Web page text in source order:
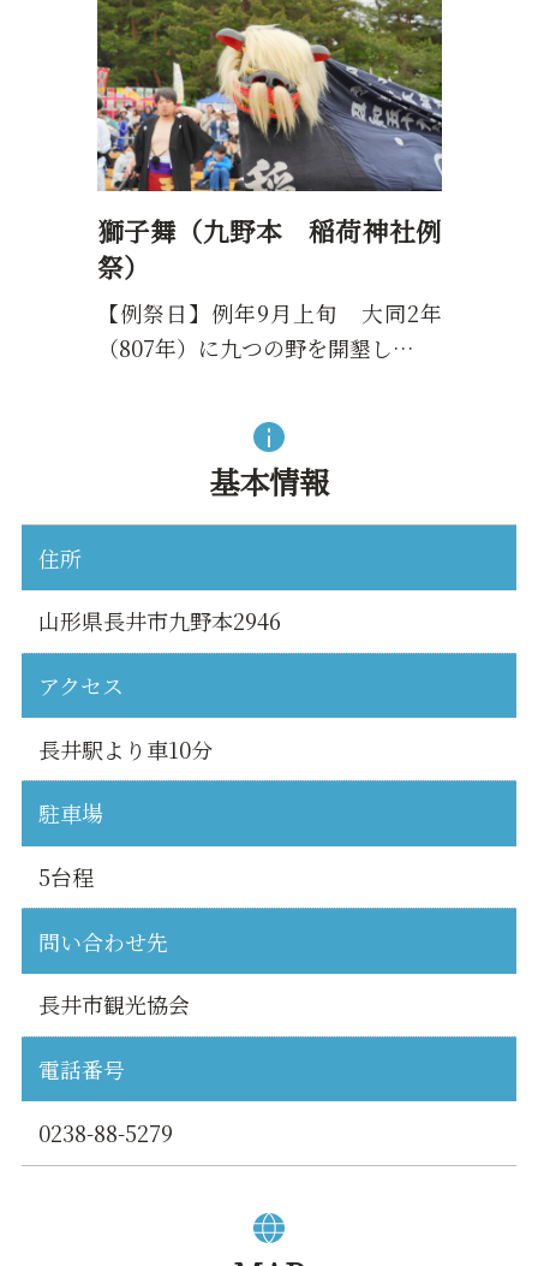
獅子舞（九野本 稲荷神社例
祭）
【例祭日】例年9月上旬 大同2年
（807年）に九つの野を開墾し…
基本情報
住所
山形県長井市九野本2946
アクセス
長井駅より車10分
駐車場
5台程
問い合わせ先
長井市観光協会
電話番号
0238-88-5279